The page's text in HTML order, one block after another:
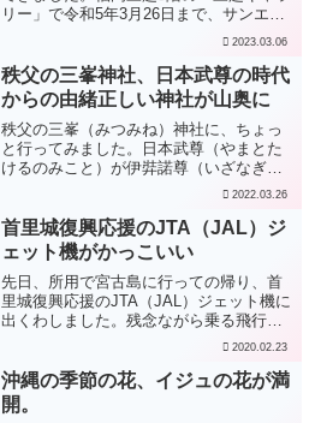
リー」で令和5年3月26日まで、サンエッ
クス90周年「うちのコたちの大展覧会」
2023.03.06
秩父の三峯神社、日本武尊の時代
からの由緒正しい神社が山奥に
秩父の三峯（みつみね）神社に、ちょっ
と行ってみました。日本武尊（やまとた
けるのみこと）が伊弉諾尊（いざなぎの
みこと）・伊弉册尊（いざなみのみこ
す。かなり古くからある神社のようで
す。古代の日本は大和朝廷に統一...
2022.03.26
首里城復興応援のJTA（JAL）ジ
ェット機がかっこいい
先日、所用で宮古島に行っての帰り、首
里城復興応援のJTA（JAL）ジェット機に
出くわしました。残念ながら乗る飛行機
ではなくて、横から見るだけでしたが、
んと描いてあって圧巻でした。
2020.02.23
沖縄の季節の花、イジュの花が満
開。